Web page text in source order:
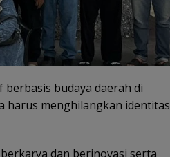
budaya daerah di
harus menghilangkan identitas
dan berinovasi serta